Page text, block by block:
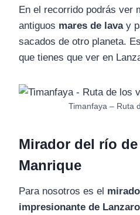
En el recorrido podrás ver
antiguos mares de lavay
sacados de otro planeta.
que tienes que ver en
Timanfaya – Ruta
Mirador del río de
Manrique
Para nosotros es el
impresionante de